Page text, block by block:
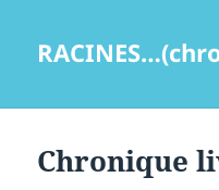
Chronique